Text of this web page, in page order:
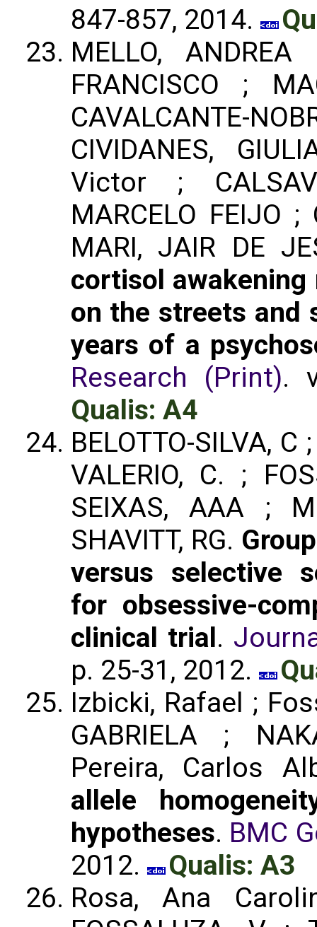
847-857, 2014.
MELLO,
FRANCISCO ;
CAVALCANTE-
CIVIDANES,
Victor ;
MARCELO FEIJO ;
MARI, JAIR DE
cortisol
on the streets and
years of a
Research (Print).
Qualis: A4
BELOTTO-SILVA,
VALERIO, C. ;
SEIXAS, AAA ;
SHAVITT, RG.
versus selective
for obsessive-
clinical trial.
p. 25-31, 2012.
Izbicki, Rafael ;
GABRIELA ;
Pereira, Carlos
allele
hypotheses. BMC
2012.
Qualis: A3
Rosa, Ana